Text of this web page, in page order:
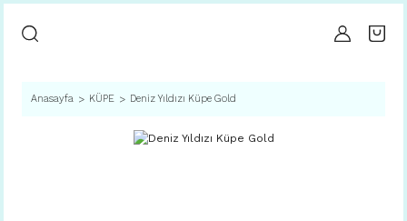
Anasayfa KÜPE Deniz Yıldızı Küpe Gold